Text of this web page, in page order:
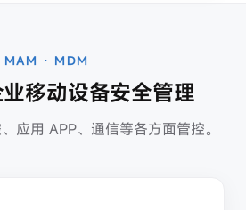
MAM · MDM
移动设备安全管理
应用 APP、通信等各方面管控。